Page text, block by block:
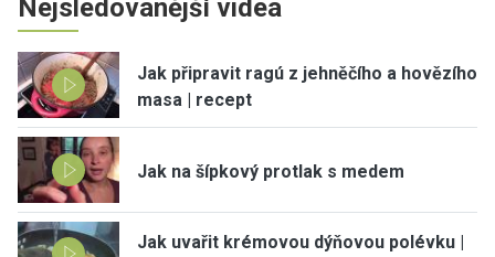
Nejsledovanější videa
Jak připravit ragú z jehněčího a hovězího
masa | recept
Jak na šípkový protlak s medem
Jak uvařit krémovou dýňovou polévku |